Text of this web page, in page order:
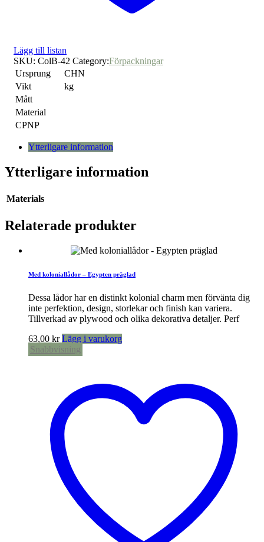
Lägg till listan
SKU: ColB-42 Category:Förpackningar
Ursprung
CHN
Vikt
kg
Mått
Material
CPNP
Ytterligare information
Ytterligare information
Materials
Relaterade produkter
Med koloniallådor – Egypten präglad
Dessa lådor har en distinkt kolonial charm men förvänta dig
inte perfektion, design, storlekar och finish kan variera.
Tillverkad av plywood och olika dekorativa detaljer. Perf
63,00 kr Lägg i varukorg
Snabbvisning